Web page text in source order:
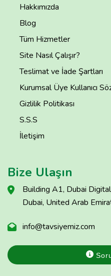
Hakkımızda
Blog
Tüm Hizmetler
Site Nasıl Çalışır?
Teslimat ve İade Şartları
Kurumsal Üye Kullanıcı
Gizlilik Politikası
S.S.S
İletişim
Bize Ulaşın
Building A1, Dubai
Dubai, United Arab
info@tavsiyemiz.com